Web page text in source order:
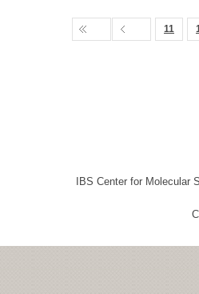
11
IBS Center for Molecular